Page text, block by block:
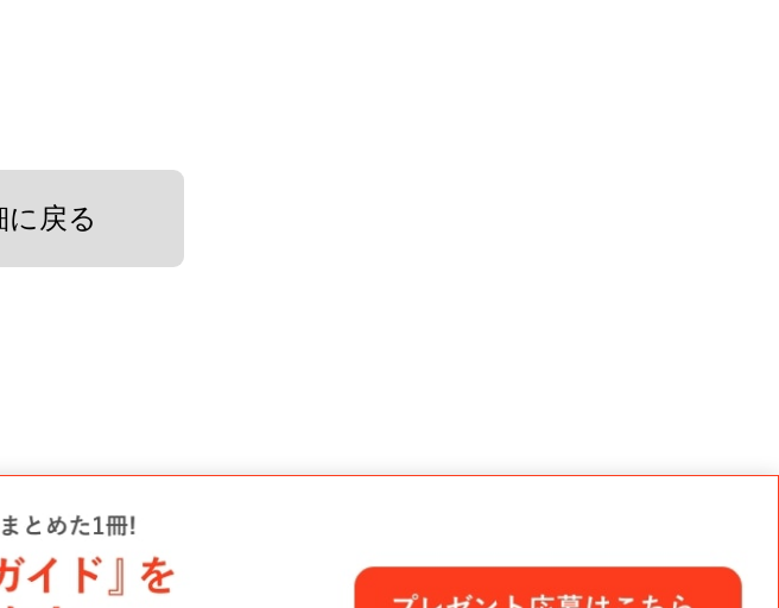
に戻る